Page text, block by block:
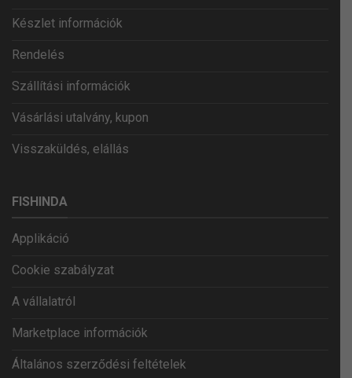
Készlet információk
Rendelés
Szállítási információk
Vásárlási utalvány, kupon
Visszaküldés, elállás
FISHINDA
Applikáció
Cookie szabályzat
A vállalatról
Marketplace információk
Általános szerződési feltételek